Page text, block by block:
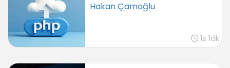
Hakan Çamoğlu
1s 1dk